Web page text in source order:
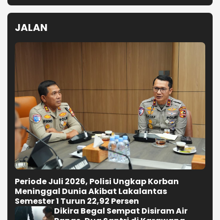
JALAN
Periode Juli 2026, Polisi Ungkap Korban
Meninggal Dunia Akibat Lakalantas
Semester 1 Turun 22,92 Persen
Dikira Begal Sempat Disiram Air